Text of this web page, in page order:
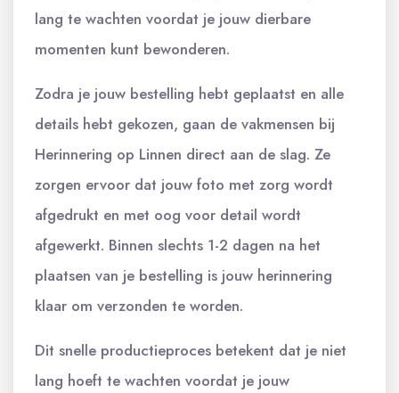
lang te wachten voordat je jouw dierbare
momenten kunt bewonderen.
Zodra je jouw bestelling hebt geplaatst en alle
details hebt gekozen, gaan de vakmensen bij
Herinnering op Linnen direct aan de slag. Ze
zorgen ervoor dat jouw foto met zorg wordt
afgedrukt en met oog voor detail wordt
afgewerkt. Binnen slechts 1-2 dagen na het
plaatsen van je bestelling is jouw herinnering
klaar om verzonden te worden.
Dit snelle productieproces betekent dat je niet
lang hoeft te wachten voordat je jouw